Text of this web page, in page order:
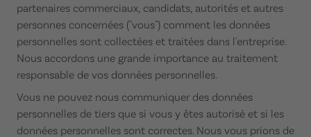
partenaires commerciaux, candidats, autorités et autres
personnes concernées ("vous") comment les données
personnelles sont collectées et traitées dans l'entreprise.
Nous accordons une grande importance au traitement
responsable de vos données personnelles.
Vous ne pouvez nous communiquer des données
personnelles de tiers que si vous y êtes autorisé et si les
données personnelles sont correctes. Nous vous prions de